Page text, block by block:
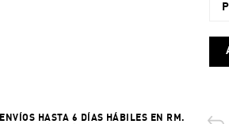
ENVÍOS HASTA 6 DÍAS HÁBILES EN RM.